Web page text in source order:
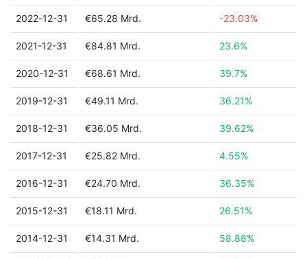
2022-12-31 €65.28 Mrd. -23.03%
2021-12-31 €84.81 Mrd. 23.6%
2020-12-31 €68.61 Mrd. 39.7%
2019-12-31 €49.11 Mrd. 36.21%
2018-12-31 €36.05 Mrd. 39.62%
2017-12-31 €25.82 Mrd. 4.55%
2016-12-31 €24.70 Mrd. 36.35%
2015-12-31 €18.11 Mrd. 26.51%
2014-12-31 €14.31 Mrd. 58.88%